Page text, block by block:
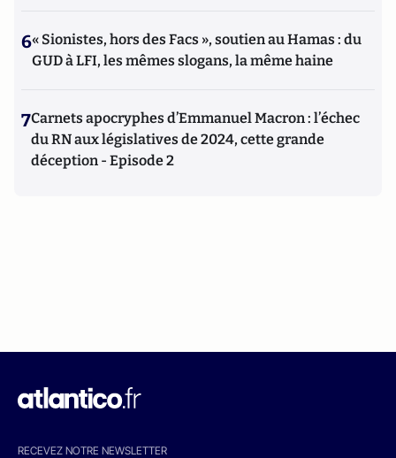
6« Sionistes, hors des Facs », soutien au Hamas : du
GUD à LFI, les mêmes slogans, la même haine
7Carnets apocryphes d’Emmanuel Macron : l’échec
du RN aux législatives de 2024, cette grande
déception - Episode 2
RECEVEZ NOTRE NEWSLETTER